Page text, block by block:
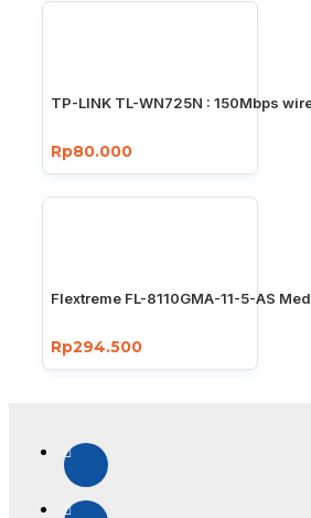
TP-LINK TL-WN725N : 150Mbps
Rp80.000
Flextreme FL-8110GMA-11-5-AS
Rp294.500